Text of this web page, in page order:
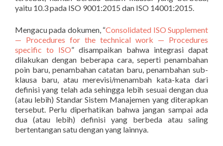
yaitu 10.3 pada ISO 9001:2015 dan ISO 14001:2015.
Mengacu pada dokumen, “Consolidated ISO Supplement
— Procedures for the technical work — Procedures
specific to ISO” disampaikan bahwa integrasi dapat
dilakukan dengan beberapa cara, seperti penambahan
poin baru, penambahan catatan baru, penambahan sub-
klausa baru, atau merevisi/menambah kata-kata dari
definisi yang telah ada sehingga lebih sesuai dengan dua
(atau lebih) Standar Sistem Manajemen yang diterapkan
tersebut. Perlu diperhatikan bahwa jangan sampai ada
dua (atau lebih) definisi yang berbeda atau saling
bertentangan satu dengan yang lainnya.